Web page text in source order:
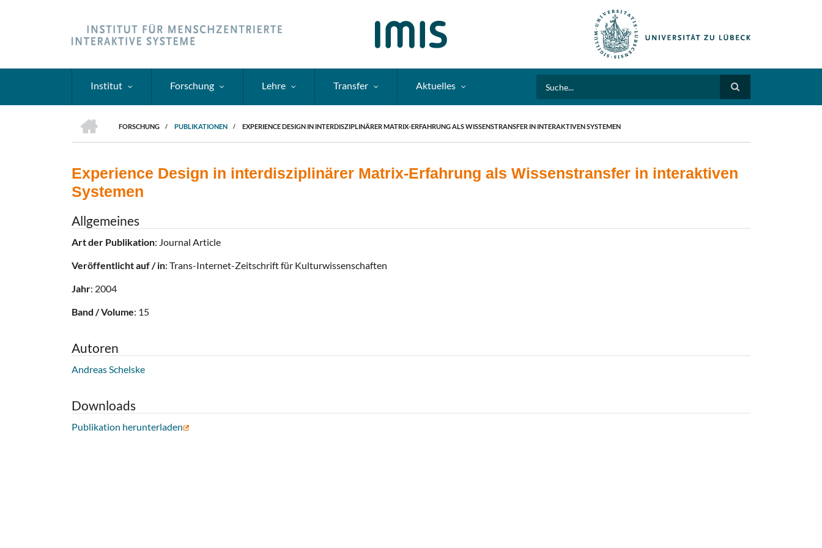
Institut Forschung Lehre Transfer Aktuelles
PFADNAVIGATION
FORSCHUNG
/ PUBLIKATIONEN / EXPERIENCE DESIGN IN INTERDISZIPLINÄRER MATRIX-ERFAHRUNG ALS WISSENSTRANSFER IN INTERAKTIVEN SYSTEMEN
Experience Design in interdisziplinärer Matrix-Erfahrung als Wissenstransfer in interaktiven
Systemen
Allgemeines
Art der Publikation: Journal Article
Veröffentlicht auf / in: Trans-Internet-Zeitschrift für Kulturwissenschaften
Jahr: 2004
Band / Volume: 15
Autoren
Andreas Schelske
Downloads
Publikation herunterladen